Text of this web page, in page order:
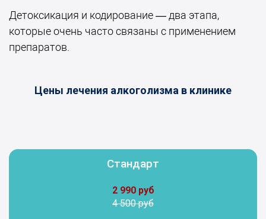
Детоксикация и кодирование — два этапа,
которые очень часто связаны с применением
препаратов.
Цены лечения алкоголизма в клинике
Стандарт
2 990 руб
4 500 руб